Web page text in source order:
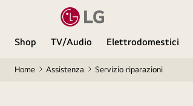
Shop TV/Audio Elettrodomestici
Home Assistenza Servizio riparazioni